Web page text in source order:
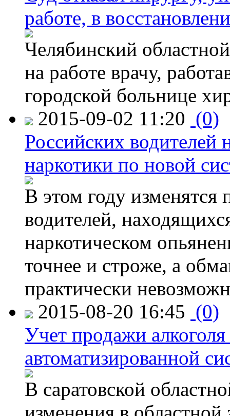
работе, в
Челябинский
на работе врачу,
городской больнице
2015-09-02 11:20 (0)
Российских водителей
наркотики по новой
В этом году изменятся
водителей,
наркотическом
точнее и строже, а
практически
2015-08-20 16:45 (0)
Учет продажи
автоматизированной
В саратовской